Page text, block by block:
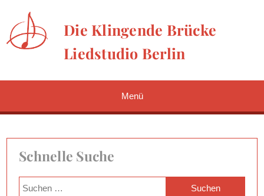
Die Klingende Brücke
Liedstudio Berlin
Menü
Schnelle Suche